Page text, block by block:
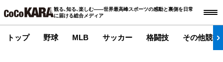
観る､知る､楽しむ――世界最高峰スポーツの感動と裏側を日常
に届ける総合メディア
トップ 野球 MLB サッカー 格闘技 その他競技